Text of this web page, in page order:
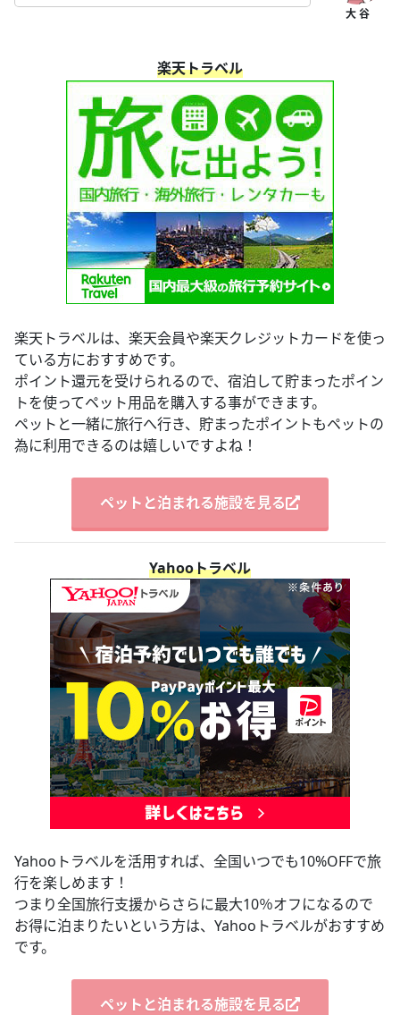
楽天トラベル
楽天トラベルは、楽天会員や楽天クレジットカードを使っ
ている方におすすめです。
ポイント還元を受けられるので、宿泊して貯まったポイン
トを使ってペット用品を購入する事ができます。
ペットと一緒に旅行へ行き、貯まったポイントもペットの
為に利用できるのは嬉しいですよね！
ペットと泊まれる施設を見る
Yahooトラベル
Yahooトラベルを活用すれば、全国いつでも10%OFFで旅
行を楽しめます！
つまり全国旅行支援からさらに最大10％オフになるので
お得に泊まりたいという方は、Yahooトラベルがおすすめ
です。
ペットと泊まれる施設を見る